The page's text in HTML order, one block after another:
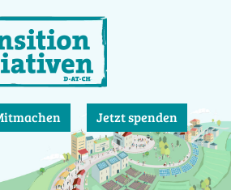
Jetzt spenden